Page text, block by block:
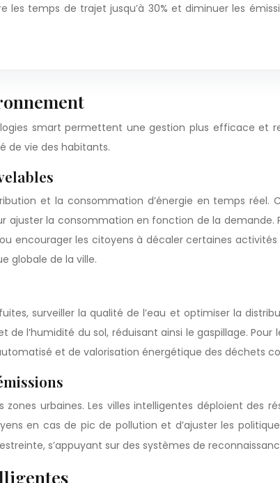
temps de trajet jusqu’à 30% et diminuer les
smart permettent une gestion plus efficace et
de vie des habitants.
et la consommation d’énergie en temps réel.
la consommation en fonction de la demande.
encourager les citoyens à décaler certaines
globale de la ville.
surveiller la qualité de l’eau et optimiser la
l’humidité du sol, réduisant ainsi le gaspillage.
et de valorisation énergétique des déchets
urbaines. Les villes intelligentes déploient des
en cas de pic de pollution et d’ajuster les
s’appuyant sur des systèmes de